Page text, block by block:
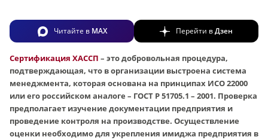
Читайте в MAX Перейти вДзен
Сертификация ХАССП – это добровольная процедура,
подтверждающая, что в организации выстроена система
менеджмента, которая основана на принципах ИСО 22000
или его российском аналоге – ГОСТ Р 51705.1 – 2001. Проверка
предполагает изучение документации предприятия и
проведение контроля на производстве. Осуществление
оценки необходимо для укрепления имиджа предприятия в